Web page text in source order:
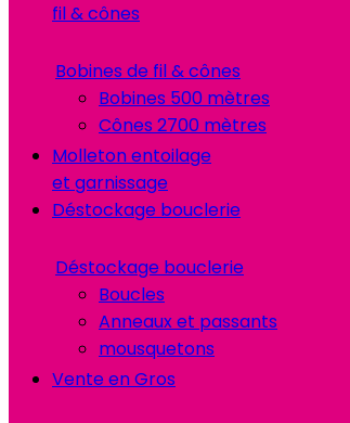
fil & cônes
Bobines de fil & cônes
Bobines 500 mètres
Cônes 2700 mètres
Molleton entoilage
et garnissage
Déstockage bouclerie
Déstockage bouclerie
Boucles
Anneaux et passants
mousquetons
Vente en Gros